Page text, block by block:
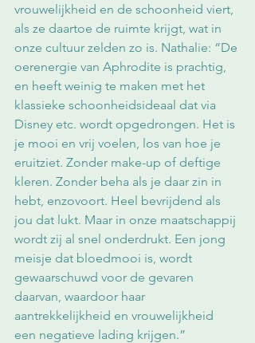
vrouwelijkheid en de schoonheid viert,
als ze daartoe de ruimte krijgt, wat in
onze cultuur zelden zo is. Nathalie: “De
oerenergie van Aphrodite is prachtig,
en heeft weinig te maken met het
klassieke schoonheidsideaal dat via
Disney etc. wordt opgedrongen. Het is
je mooi en vrij voelen, los van hoe je
eruitziet. Zonder make-up of deftige
kleren. Zonder beha als je daar zin in
hebt, enzovoort. Heel bevrijdend als
jou dat lukt. Maar in onze maatschappij
wordt zij al snel onderdrukt. Een jong
meisje dat bloedmooi is, wordt
gewaarschuwd voor de gevaren
daarvan, waardoor haar
aantrekkelijkheid en vrouwelijkheid
een negatieve lading krijgen.”